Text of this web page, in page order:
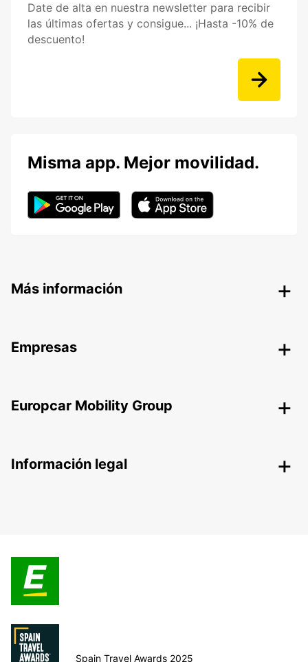
Date de alta en nuestra newsletter para recibir
las últimas ofertas y consigue... ¡Hasta -10% de
descuento!
Misma app. Mejor movilidad.
Más información
Empresas
Europcar Mobility Group
Información legal
Spain Travel Awards 2025